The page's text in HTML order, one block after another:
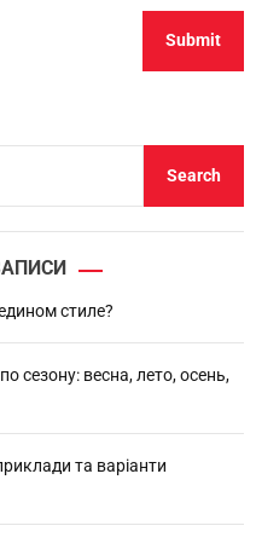
Search
стиле?
сезону: весна, лето, осень,
та варіанти